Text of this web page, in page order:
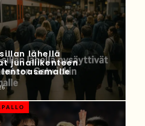
lähellä
junaliikenteen